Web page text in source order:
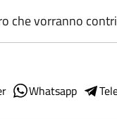
che vorranno
Whatsapp